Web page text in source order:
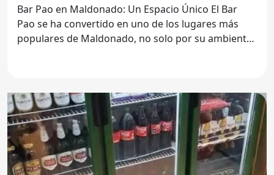
Bar Pao en Maldonado: Un Espacio Único El Bar
Pao se ha convertido en uno de los lugares más
populares de Maldonado, no solo por su ambiente